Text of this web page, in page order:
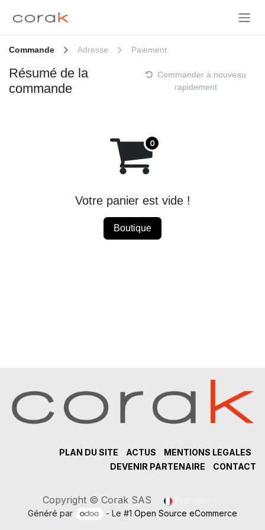
Commande Adresse Paiement
Résumé de la
commande
Commander à nouveau
rapidement
Votre panier est vide !
Boutique
PLAN DU SITE ACTUS
MENTIONS LEGALES
DEVENIR PARTENAIRE
CONTACT
Copyright © Corak SAS
Généré par
- Le #1Open Source eCommerce